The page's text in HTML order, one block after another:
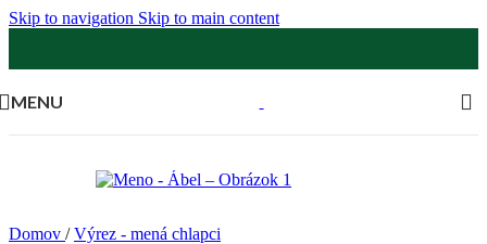
Skip to navigation Skip to main content
MENU
Domov / Výrez - mená chlapci